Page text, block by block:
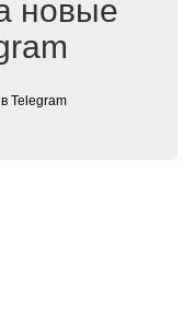
новые
Telegram